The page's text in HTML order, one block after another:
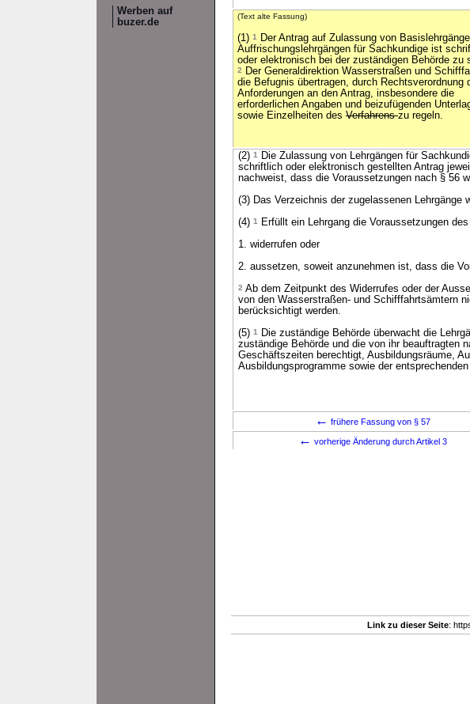
Werben auf
buzer.de
(Text alte Fassung)
(1) 1
Der Antrag auf Zulassung von
Auffrischungslehrgängen für Sachkundige ist
oder elektronisch bei der zuständigen Behörde zu
2
Der Generaldirektion Wasserstraßen und
die Befugnis übertragen, durch Rechtsverordnung
Anforderungen an den Antrag, insbesondere die
erforderlichen Angaben und beizufügenden
sowie Einzelheiten des Verfahrenszu regeln.
(2) 1 Die Zulassung von Lehrgängen für
schriftlich oder elektronisch gestellten Antrag
nachweist, dass die Voraussetzungen nach § 56
(3) Das Verzeichnis der zugelassenen
(4) 1
Erfüllt ein Lehrgang die Voraussetzungen
1. widerrufen oder
2. aussetzen, soweit anzunehmen ist, dass die
2 Ab dem Zeitpunkt des Widerrufes oder der
von den Wasserstraßen- und Schifffahrtsämtern
berücksichtigt werden.
(5) 1 Die zuständige Behörde überwacht die
zuständige Behörde und die von ihr beauftragten
Geschäftszeiten berechtigt, Ausbildungsräume,
Ausbildungsprogramme sowie der
← frühere Fassung von § 57
← vorherige Änderung durch Artikel 3
Link zu dieser Seite: